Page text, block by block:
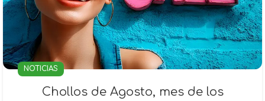
NOTICIAS
Chollos de Agosto, mes de los